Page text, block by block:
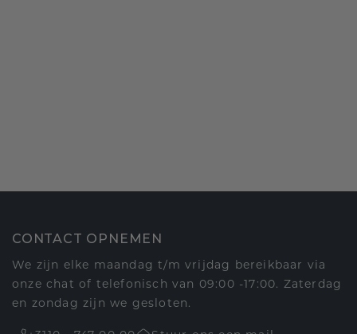
CONTACT OPNEMEN
We zijn elke maandag t/m vrijdag bereikbaar via
onze chat of telefonisch van 09:00 -17:00. Zaterdag
en zondag zijn we gesloten.